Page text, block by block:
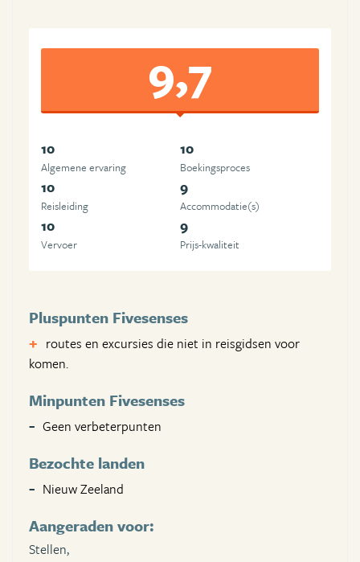
9,7
10
Algemene ervaring
10
Boekingsproces
10
Reisleiding
9
Accommodatie(s)
10
Vervoer
9
Prijs-kwaliteit
Pluspunten Fivesenses
routes en excursies die niet in reisgidsen voor
komen.
Minpunten Fivesenses
Geen verbeterpunten
Bezochte landen
Nieuw Zeeland
Aangeraden voor:
Stellen,